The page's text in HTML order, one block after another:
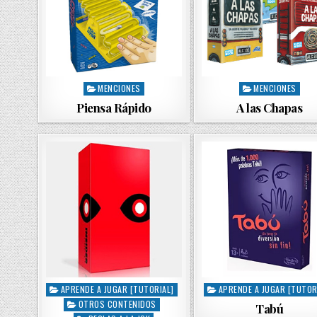
P
o
t
e
MENCIONES
Piensa Rápido
P
o
t
d
MENCIONES
A las Chapas
P
APRENDE A JUGAR [TUTORIAL]
OTROS CONTENIDOS
P
APRENDE A JUGAR
Tabú